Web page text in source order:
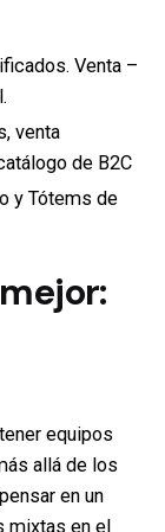
Venta –
venta
de B2C
y Tótems de
equipos
allá de los
en un
mixtas en el